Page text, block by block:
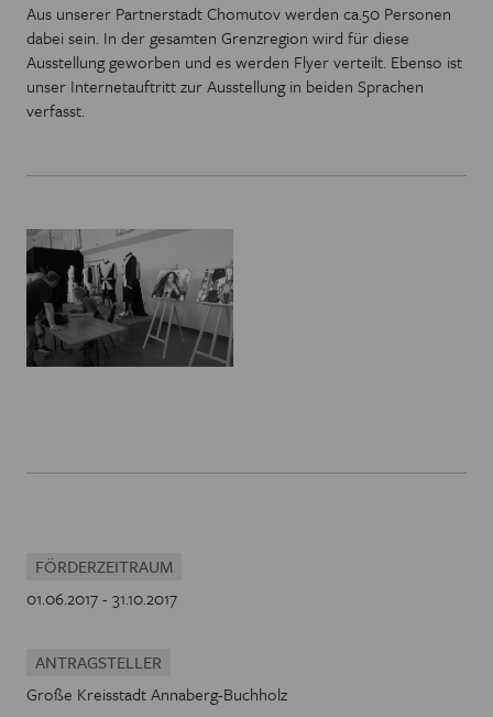
Aus unserer Partnerstadt Chomutov werden ca.50 Personen
dabei sein. In der gesamten Grenzregion wird für diese
Ausstellung geworben und es werden Flyer verteilt. Ebenso ist
unser Internetauftritt zur Ausstellung in beiden Sprachen
verfasst.
FÖRDERZEITRAUM
01.06.2017 - 31.10.2017
ANTRAGSTELLER
Große Kreisstadt Annaberg-Buchholz